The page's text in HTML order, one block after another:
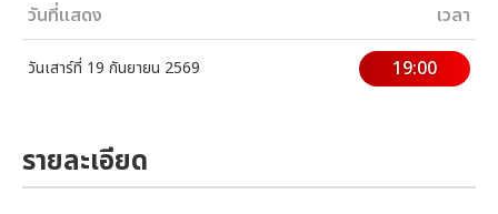
วันที่แสดง เวลา
วันเสาร์ที่ 19 กันยายน 2569 19:00
รายละเอียด